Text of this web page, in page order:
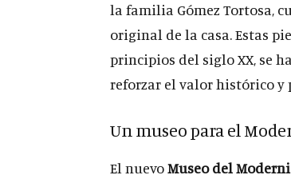
la familia Gómez Tortosa,
original de la casa. Estas
principios del siglo XX, se
reforzar el valor histórico
Un museo para el
El nuevoMuseo del